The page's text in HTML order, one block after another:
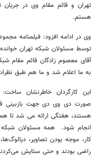
تهران و قائم مقام وی در جریان
هستم.
وی در ادامه افزود: فیلمنامه
توسط مسئولان شبکه تهران
آقای معصوم زادگان قائم مقام
به ما اعلام شد و ما هم طبق
این کارگردان خاطرنشان
صورت دی وی دی جهت بازبینی
هستند، هفتگی ارائه می شد تا
انجام شود. همه مسئولان شبکه
کار، موجه بودن تصاویر،
راضی بودند و حتی ستایش